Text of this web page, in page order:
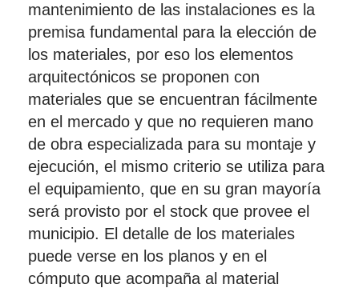
mantenimiento de las instalaciones es la
premisa fundamental para la elección de
los materiales, por eso los elementos
arquitectónicos se proponen con
materiales que se encuentran fácilmente
en el mercado y que no requieren mano
de obra especializada para su montaje y
ejecución, el mismo criterio se utiliza para
el equipamiento, que en su gran mayoría
será provisto por el stock que provee el
municipio. El detalle de los materiales
puede verse en los planos y en el
cómputo que acompaña al material